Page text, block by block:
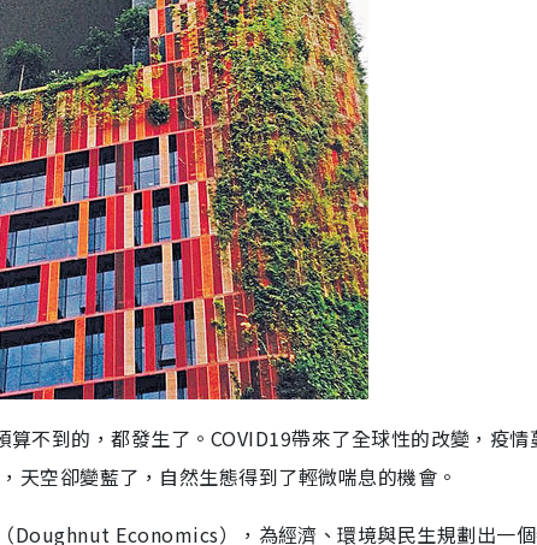
不到的，都發生了。COVID19帶來了全球性的改變，疫情
空卻變藍了，自然生態得到了輕微喘息的機會。
Doughnut Economics），為經濟、環境與民生規劃出一